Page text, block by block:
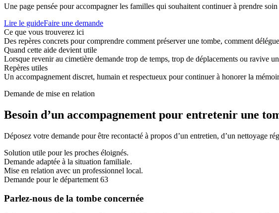
Une page pensée pour accompagner les familles qui souhaitent continuer à prendre
Lire le guideFaire une demande
Ce que vous trouverez ici
Des repères concrets pour comprendre comment préserver une tombe, comment
Quand cette aide devient utile
Lorsque revenir au cimetière demande trop de temps, trop de déplacements ou ravive
Repères utiles
Un accompagnement discret, humain et respectueux pour continuer à honorer la
Demande de mise en relation
Besoin d’un accompagnement pour entretenir une
Déposez votre demande pour être recontacté à propos d’un entretien, d’un nettoyage
Solution utile pour les proches éloignés.
Demande adaptée à la situation familiale.
Mise en relation avec un professionnel local.
Demande pour le département 63
Parlez-nous de la tombe concernée